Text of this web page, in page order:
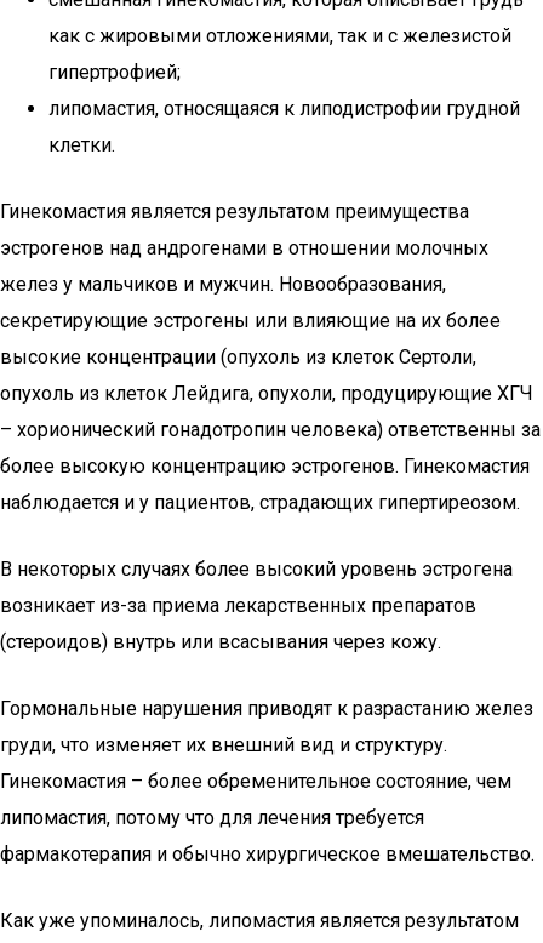
как с жировыми отложениями, так и с железистой
гипертрофией;
липомастия, относящаяся к липодистрофии грудной
клетки.
Гинекомастия является результатом преимущества
эстрогенов над андрогенами в отношении молочных
желез у мальчиков и мужчин. Новообразования,
секретирующие эстрогены или влияющие на их более
высокие концентрации (опухоль из клеток Сертоли,
опухоль из клеток Лейдига, опухоли, продуцирующие ХГЧ
– хорионический гонадотропин человека) ответственны за
более высокую концентрацию эстрогенов. Гинекомастия
наблюдается и у пациентов, страдающих гипертиреозом.
В некоторых случаях более высокий уровень эстрогена
возникает из-за приема лекарственных препаратов
(стероидов) внутрь или всасывания через кожу.
Гормональные нарушения приводят к разрастанию желез
груди, что изменяет их внешний вид и структуру.
Гинекомастия – более обременительное состояние, чем
липомастия, потому что для лечения требуется
фармакотерапия и обычно хирургическое вмешательство.
Как уже упоминалось, липомастия является результатом